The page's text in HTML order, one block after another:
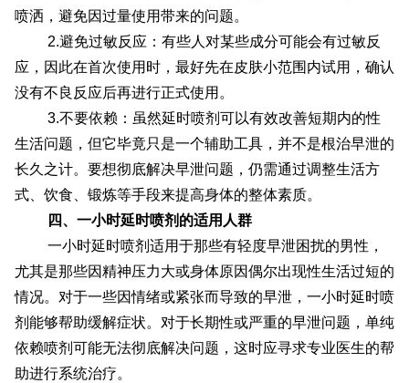
喷洒，避免因过量使用带来的问题。
2.避免过敏反应：有些人对某些成分可能会有过敏反
应，因此在首次使用时，最好先在皮肤小范围内试用，确认
没有不良反应后再进行正式使用。
3.不要依赖：虽然延时喷剂可以有效改善短期内的性
生活问题，但它毕竟只是一个辅助工具，并不是根治早泄的
长久之计。要想彻底解决早泄问题，仍需通过调整生活方
式、饮食、锻炼等手段来提高身体的整体素质。
四、一小时延时喷剂的适用人群
一小时延时喷剂适用于那些有轻度早泄困扰的男性，
尤其是那些因精神压力大或身体原因偶尔出现性生活过短的
情况。对于一些因情绪或紧张而导致的早泄，一小时延时喷
剂能够帮助缓解症状。对于长期性或严重的早泄问题，单纯
依赖喷剂可能无法彻底解决问题，这时应寻求专业医生的帮
助进行系统治疗。